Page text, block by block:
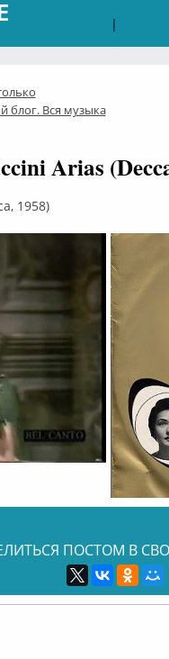
|
блог. Вся музыка
Arias
1958)
ПОСТОМ В